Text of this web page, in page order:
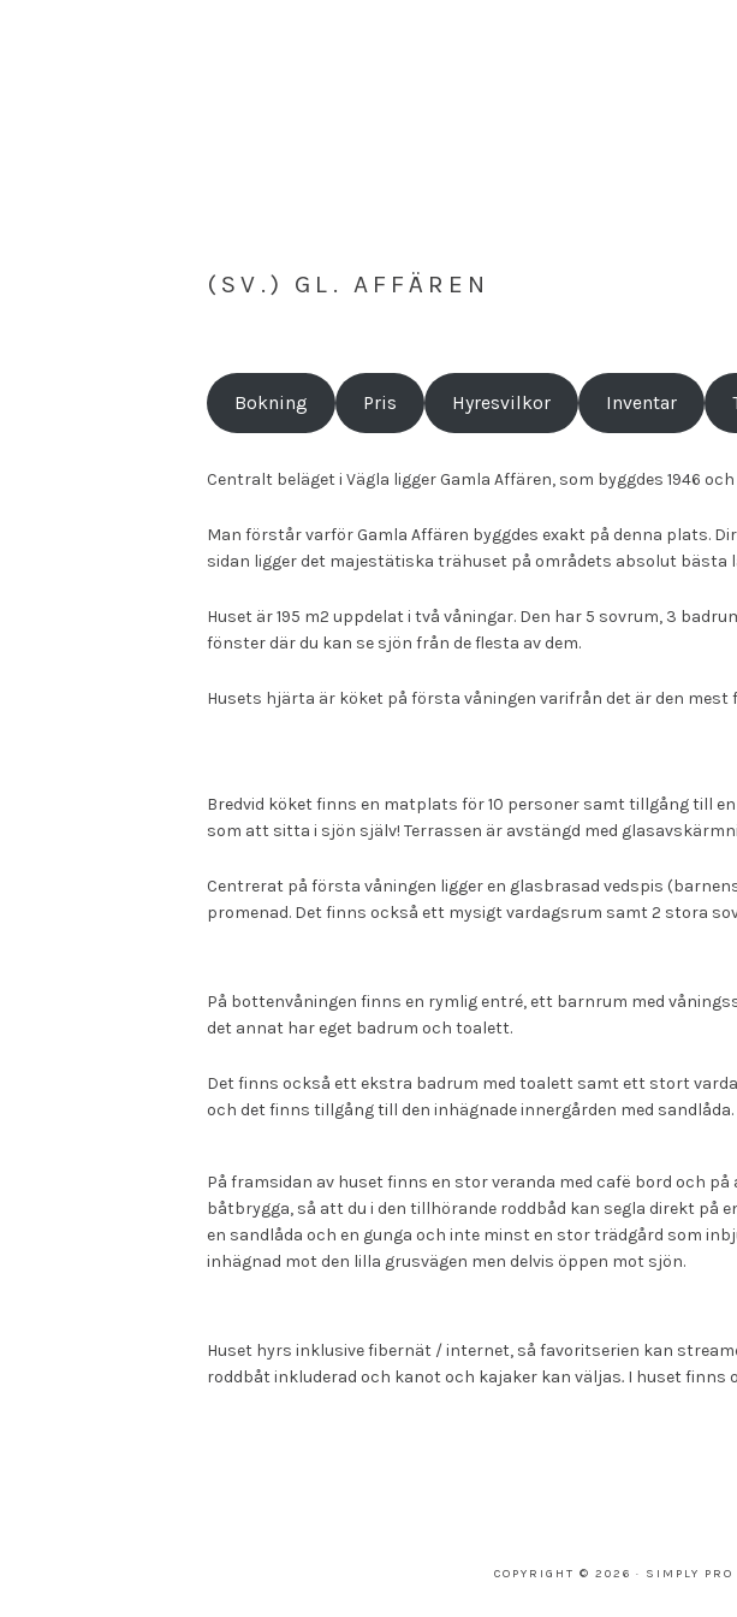
(SV.) GL. AFFÄREN
Bokning Pris Hyresvilkor Inventar
Centralt beläget i Vägla ligger Gamla Affären, som byggdes 1946
Man förstår varför Gamla Affären byggdes exakt på denna plats.
sidan ligger det majestätiska trähuset på områdets absolut bästa
Huset är 195 m2 uppdelat i två våningar. Den har 5 sovrum, 3
fönster där du kan se sjön från de flesta av dem.
Husets hjärta är köket på första våningen varifrån det är den
Bredvid köket finns en matplats för 10 personer samt tillgång till
som att sitta i sjön själv! Terrassen är avstängd med
Centrerat på första våningen ligger en glasbrasad vedspis
promenad. Det finns också ett mysigt vardagsrum samt 2 stora
På bottenvåningen finns en rymlig entré, ett barnrum med
det annat har eget badrum och toalett.
Det finns också ett ekstra badrum med toalett samt ett stort
och det finns tillgång till den inhägnade innergården med
På framsidan av huset finns en stor veranda med cafë bord och
båtbrygga, så att du i den tillhörande roddbåd kan segla direkt på
en sandlåda och en gunga och inte minst en stor trädgård som
inhägnad mot den lilla grusvägen men delvis öppen mot sjön.
Huset hyrs inklusive fibernät / internet, så favoritserien kan
roddbåt inkluderad och kanot och kajaker kan väljas. I huset finns
COPYRIGHT © 2026 · SIMPLY PRO